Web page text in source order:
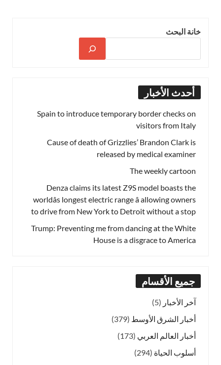
خانة البحث
أحدث الأخبار
Spain to introduce temporary border checks on
visitors from Italy
Cause of death of Grizzlies’ Brandon Clark is
released by medical examiner
The weekly cartoon
Denza claims its latest Z9S model boasts the
worldâs longest electric range â allowing owners
to drive from New York to Detroit without a stop
Trump: Preventing me from dancing at the White
House is a disgrace to America
جميع الأقسام
آخر الأخبار (5)
أخبار الشرق الأوسط (379)
أخبار العالم العربي (173)
أسلوب الحياة (294)